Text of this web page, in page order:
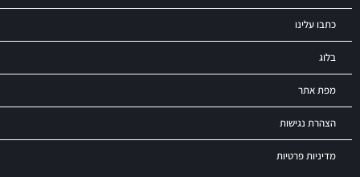
כתבו עלינו
בלוג
מפת אתר
הצהרת נגישות
מדיניות פרטיות